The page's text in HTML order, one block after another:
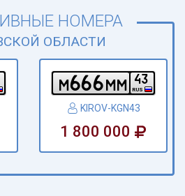
НОМЕРА
ОБЛАСТИ
m666mm RUS
43
KIROV-KGN43
1 800 000